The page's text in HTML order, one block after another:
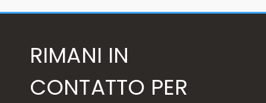
RIMANI IN
CONTATTO PER